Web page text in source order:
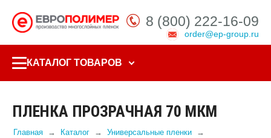
8 (800) 222-16-09
order@ep-group.ru
КАТАЛОГ ТОВАРОВ
ПЛЕНКА ПРОЗРАЧНАЯ 70 МКМ
Главная Каталог
Универсальные пленки